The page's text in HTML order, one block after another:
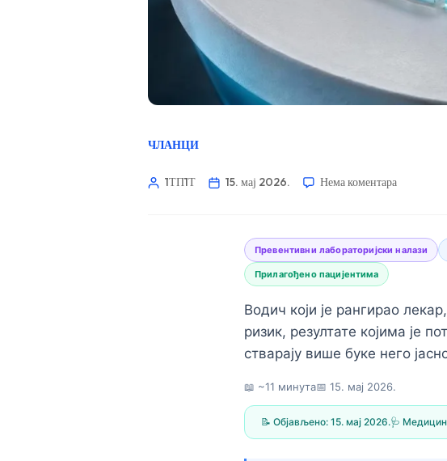
ЧЛАНЦИ
1ТП1Т 15. мај 2026. Нема коментара
Превентивни лабораторијски налази
Прилагођено пацијентима
Водич који је рангирао
ризик, резултате којима је
стварају више буке него
📖 ~11 минута📅 15. мај 2026.
📝 Објављено: 15. мај 2026.🩺